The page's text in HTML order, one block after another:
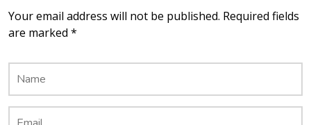
Your email address will not be published. Required fields
are marked *